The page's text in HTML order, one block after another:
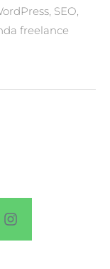
SEO,
freelance